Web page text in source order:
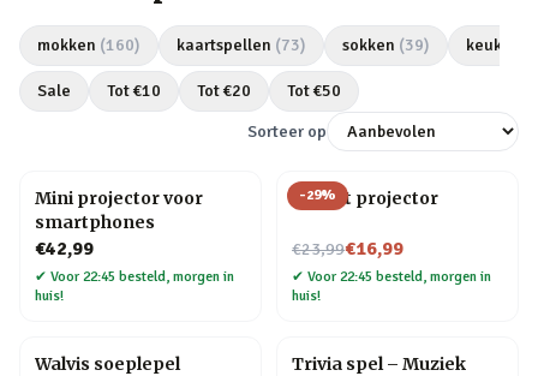
mokken (160) kaartspellen (73) sokken (39)
Sale Tot €10 Tot €20 Tot €50
Sorteer op
Mini projector voor
smartphones
€42,99
✔ Voor 22:45 besteld, morgen in
huis!
-29%
Olifant projector
€23,99
Nu voor€16,99
✔ Voor 22:45 besteld, morgen in
huis!
Walvis soeplepel Trivia spel – Muziek